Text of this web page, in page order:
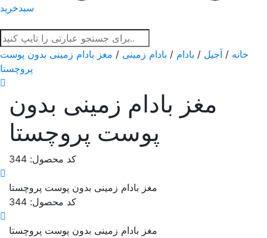
سبدخرید
خانه / آجیل / بادام / بادام زمینی / مغز بادام زمینی بدون پوست
پروچستا
مغز بادام زمینی بدون
پوست پروچستا
کد محصول: 344
مغز بادام زمینی بدون پوست پروچستا
کد محصول: 344
مغز بادام زمینی بدون پوست پروچستا